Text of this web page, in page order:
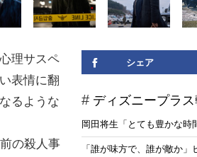
シェア
ディズニープラ
岡田将生「とても豊かな時
「誰が味方で、誰が敵か
理サスペ
表情に翻
るような
の殺人事